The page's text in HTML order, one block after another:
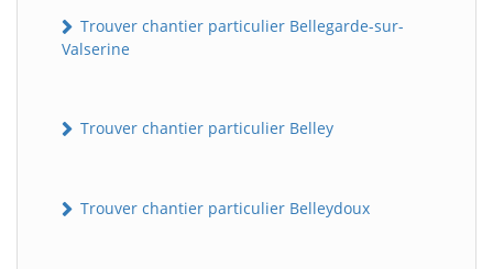
Trouver chantier particulier Bellegarde-sur-
Valserine
Trouver chantier particulier Belley
Trouver chantier particulier Belleydoux